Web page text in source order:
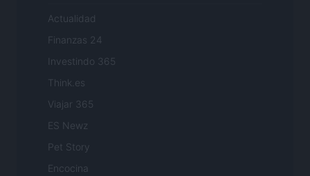
Actualidad
Finanzas 24
Investindo 365
Think.es
Viajar 365
ES Newz
Pet Story
Encocina